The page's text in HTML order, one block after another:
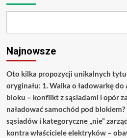
Najnowsze
Oto kilka propozycji unikalnych
oryginału: 1. Walka o ładowarkę
bloku – konflikt z sąsiadami i opór
naładować samochód pod
sąsiadów i kategoryczne „nie”
kontra właściciele elektryków –